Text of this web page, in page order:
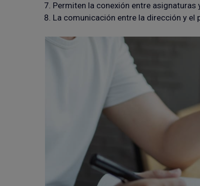
Permiten la conexión entre
La comunicación entre la dirección y